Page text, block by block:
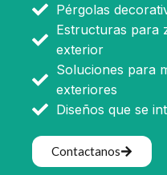
Pérgolas
Estructuras para
exterior
Soluciones para
exteriores
Diseños que se
Contactanos